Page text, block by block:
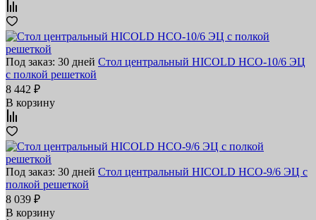
Под заказ: 30 дней Стол центральный HICOLD НСО-10/6 ЭЦ
с полкой решеткой
8 442 ₽
В корзину
Под заказ: 30 дней Стол центральный HICOLD НСО-9/6 ЭЦ с
полкой решеткой
8 039 ₽
В корзину